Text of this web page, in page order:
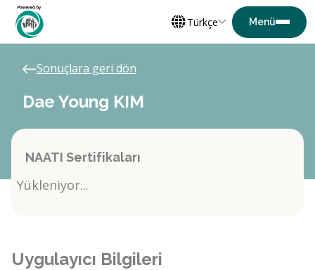
Türkçe
Sonuçlara geri dön
Dae Young KIM
NAATI Sertifikaları
Yükleniyor...
Uygulayıcı Bilgileri